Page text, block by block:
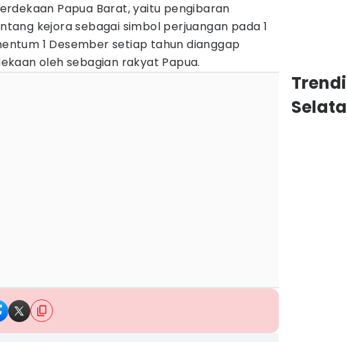
Papua Barat, yaitu pengibaran
kejora sebagai simbol perjuangan pada 1
1 Desember setiap tahun dianggap
oleh sebagian rakyat Papua.